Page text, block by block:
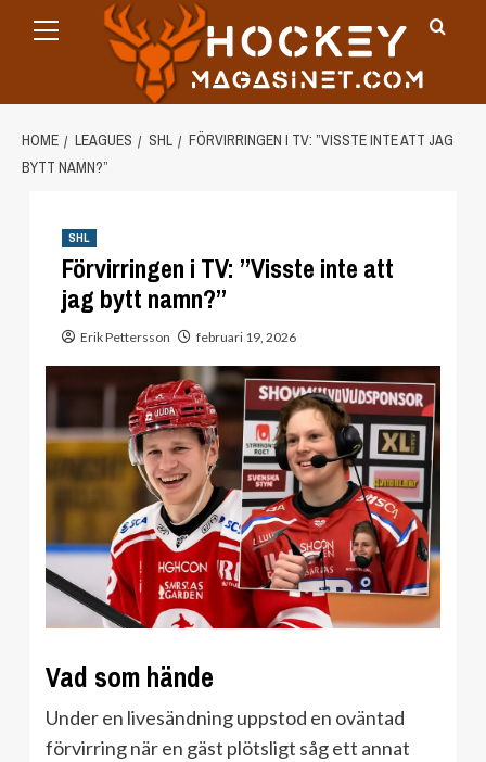
Menu
HOME LEAGUES SHL
FÖRVIRRINGEN I TV: ”VISSTE INTE ATT JAG
BYTT NAMN?”
SHL
Förvirringen i TV: ”Visste inte att
jag bytt namn?”
Erik Pettersson februari 19, 2026
Vad som hände
Under en livesändning uppstod en oväntad
förvirring när en gäst plötsligt såg ett annat